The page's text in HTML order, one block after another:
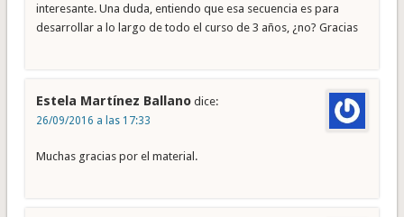
interesante. Una duda, entiendo que esa secuencia es para
desarrollar a lo largo de todo el curso de 3 años, ¿no? Gracias
Estela Martínez Ballano dice:
26/09/2016 a las 17:33
Muchas gracias por el material.